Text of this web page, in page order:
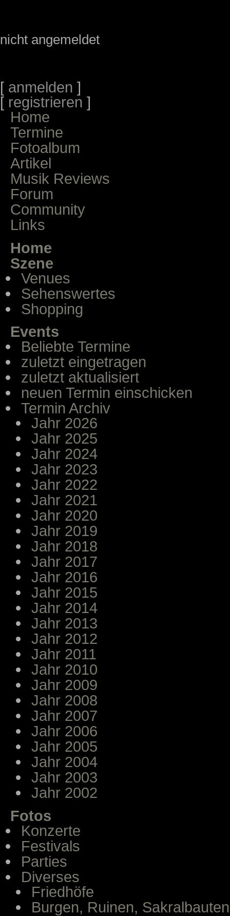
nicht angemeldet
[ anmelden ]
[ registrieren ]
Home
Termine
Fotoalbum
Artikel
Musik Reviews
Forum
Community
Links
Home
Szene
Venues
Sehenswertes
Shopping
Events
Beliebte Termine
zuletzt eingetragen
zuletzt aktualisiert
neuen Termin einschicken
Termin Archiv
Jahr 2026
Jahr 2025
Jahr 2024
Jahr 2023
Jahr 2022
Jahr 2021
Jahr 2020
Jahr 2019
Jahr 2018
Jahr 2017
Jahr 2016
Jahr 2015
Jahr 2014
Jahr 2013
Jahr 2012
Jahr 2011
Jahr 2010
Jahr 2009
Jahr 2008
Jahr 2007
Jahr 2006
Jahr 2005
Jahr 2004
Jahr 2003
Jahr 2002
Fotos
Konzerte
Festivals
Parties
Diverses
Friedhöfe
Burgen, Ruinen, Sakralbauten